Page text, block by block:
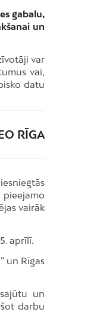
gabalu,
un
var
vai,
datu
RĪGA
vairāk
aprīlī.
un Rīgas
un
darbu